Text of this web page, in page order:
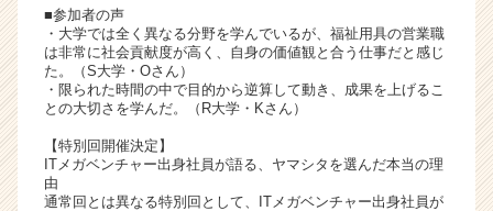
C
a
r
■参加者の声
・大学では全く異なる分野を学んでいるが、福祉用具の営業職
は非常に社会貢献度が高く、自身の価値観と合う仕事だと感じ
た。（S大学・Oさん）
・限られた時間の中で目的から逆算して動き、成果を上げるこ
との大切さを学んだ。（R大学・Kさん）
【特別回開催決定】
ITメガベンチャー出身社員が語る、ヤマシタを選んだ本当の理
由
通常回とは異なる特別回として、ITメガベンチャー出身社員が